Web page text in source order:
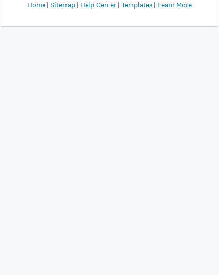
Home Sitemap Help Center Templates Learn More